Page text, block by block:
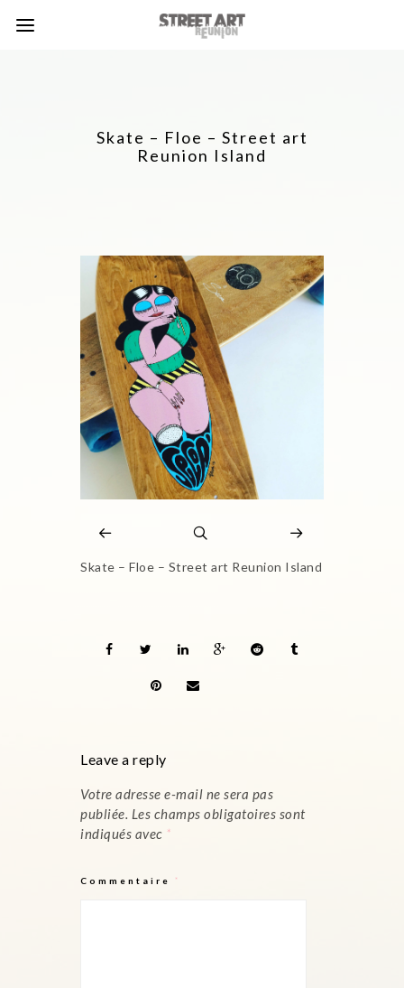
Skate – Floe – Street art
Reunion Island
Skate – Floe – Street art Reunion Island
Leave a reply
Votre adresse e-mail ne sera pas
publiée. Les champs obligatoires sont
indiqués avec *
Commentaire *